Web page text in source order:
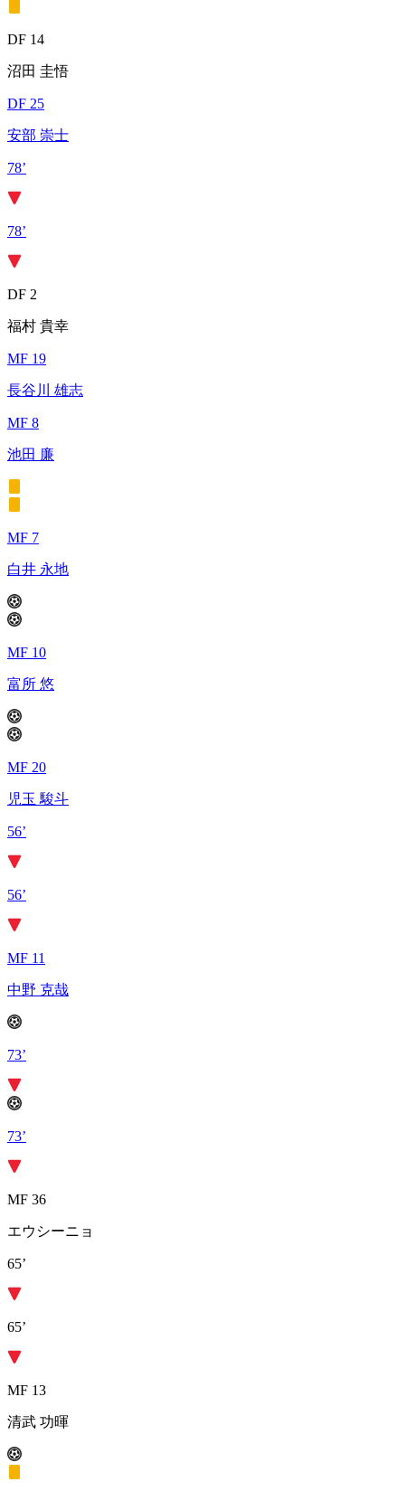
DF 14
沼田 圭悟
DF 25
安部 崇士
78’
78’
DF 2
福村 貴幸
MF 19
長谷川 雄志
MF 8
池田 廉
MF 7
白井 永地
MF 10
富所 悠
MF 20
児玉 駿斗
56’
56’
MF 11
中野 克哉
73’
73’
MF 36
エウシーニョ
65’
65’
MF 13
清武 功暉